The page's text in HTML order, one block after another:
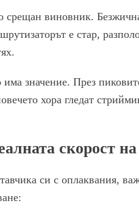
срещан виновник.
е стар,
значение. През
хора гледат
скорост
си с оплаквания,